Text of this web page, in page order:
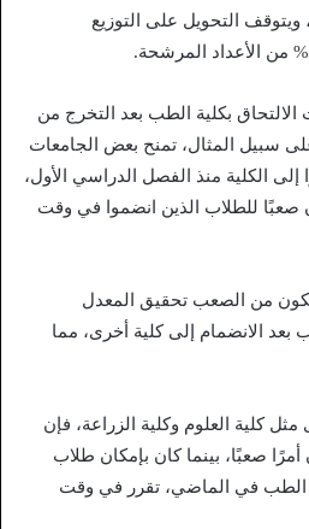
ويتوقف التحويل على التوزيع
بكلية الطب بعد التخرج من
سبيل المثال، تمنح بعض الجامعات
إلى الكلية منذ الفصل الدراسي الأول،
صعبًا للطلاب الذين انضموا في وقت
من الصعب تحقيق المعدل
بعد الانضمام إلى كلية أخرى، مما
كلية العلوم وكلية الزراعة، فإن
صعبًا، بينما كان بإمكان طلاب
الطب في الماضي، تقرر في وقت